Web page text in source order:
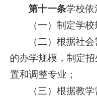
第十一条学校依
（一）制定学
（二）根据社
的办学规模，制定
置和调整专业；
（三）根据教